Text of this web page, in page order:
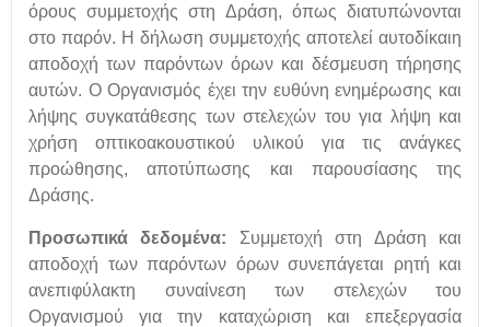
όρους συμμετοχής στη Δράση, όπως διατυπώνονται
στο παρόν. Η δήλωση συμμετοχής αποτελεί αυτοδίκαιη
αποδοχή των παρόντων όρων και δέσμευση τήρησης
αυτών. Ο Οργανισμός έχει την ευθύνη ενημέρωσης και
λήψης συγκατάθεσης των στελεχών του για λήψη και
χρήση οπτικοακουστικού υλικού για τις ανάγκες
προώθησης, αποτύπωσης και παρουσίασης της
Δράσης.
Προσωπικά δεδομένα: Συμμετοχή στη Δράση και
αποδοχή των παρόντων όρων συνεπάγεται ρητή και
ανεπιφύλακτη συναίνεση των στελεχών του
Οργανισμού για την καταχώριση και επεξεργασία